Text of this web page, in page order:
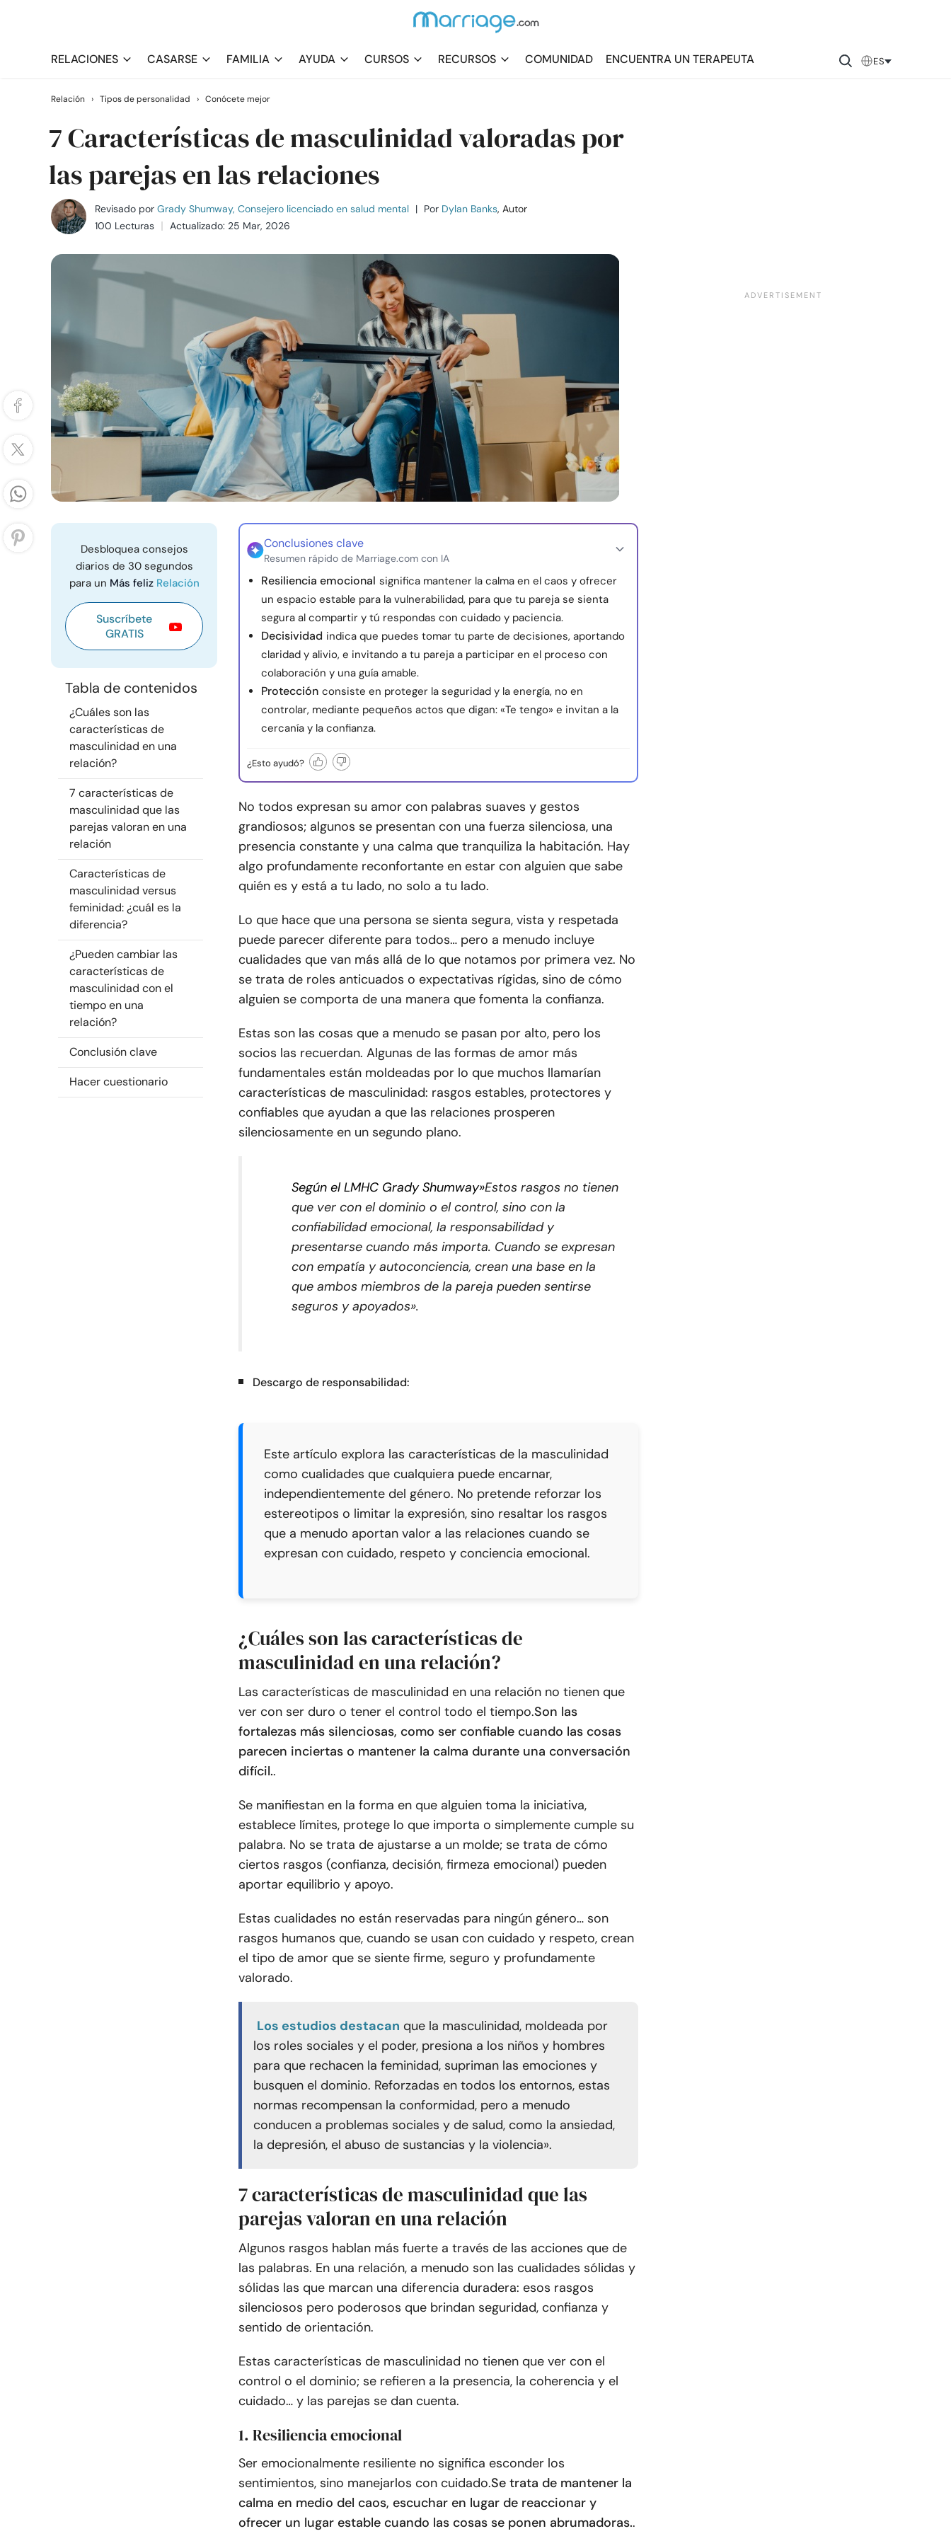
RELACIONES CASARSE FAMILIA AYUDA CURSOS RECURSOS COMUNIDAD ENCUENTRA UN TERAPEUTA ES
Relación › Tipos de personalidad › Conócete mejor
7 Características de masculinidad valoradas por
las parejas en las relaciones
Revisado por Grady Shumway, Consejero licenciado en salud mental | Por Dylan Banks, Autor
100 Lecturas
Actualizado: 25 Mar, 2026
Desbloquea consejos
diarios de 30 segundos
para un Más feliz Relación
Suscríbete
GRATIS
Tabla de contenidos
¿Cuáles son las
características de
masculinidad en una
relación?
7 características de
masculinidad que las
parejas valoran en una
relación
Características de
masculinidad versus
feminidad: ¿cuál es la
diferencia?
¿Pueden cambiar las
características de
masculinidad con el
tiempo en una
relación?
Conclusión clave
Hacer cuestionario
Conclusiones clave
Resumen rápido de Marriage.com con IA
Resiliencia emocional significa mantener la calma en el caos y ofrecer
un espacio estable para la vulnerabilidad, para que tu pareja se sienta
segura al compartir y tú respondas con cuidado y paciencia.
Decisividad indica que puedes tomar tu parte de decisiones, aportando
claridad y alivio, e invitando a tu pareja a participar en el proceso con
colaboración y una guía amable.
Protección consiste en proteger la seguridad y la energía, no en
controlar, mediante pequeños actos que digan: «Te tengo» e invitan a la
cercanía y la confianza.
¿Esto ayudó?
No todos expresan su amor con palabras suaves y gestos
grandiosos; algunos se presentan con una fuerza silenciosa, una
presencia constante y una calma que tranquiliza la habitación. Hay
algo profundamente reconfortante en estar con alguien que sabe
quién es y está a tu lado, no solo a tu lado.
Lo que hace que una persona se sienta segura, vista y respetada
puede parecer diferente para todos… pero a menudo incluye
cualidades que van más allá de lo que notamos por primera vez. No
se trata de roles anticuados o expectativas rígidas, sino de cómo
alguien se comporta de una manera que fomenta la confianza.
Estas son las cosas que a menudo se pasan por alto, pero los
socios las recuerdan. Algunas de las formas de amor más
fundamentales están moldeadas por lo que muchos llamarían
características de masculinidad: rasgos estables, protectores y
confiables que ayudan a que las relaciones prosperen
silenciosamente en un segundo plano.
Según el LMHC Grady Shumway»Estos rasgos no tienen
que ver con el dominio o el control, sino con la
confiabilidad emocional, la responsabilidad y
presentarse cuando más importa. Cuando se expresan
con empatía y autoconciencia, crean una base en la
que ambos miembros de la pareja pueden sentirse
seguros y apoyados».
Descargo de responsabilidad:
Este artículo explora las características de la masculinidad
como cualidades que cualquiera puede encarnar,
independientemente del género. No pretende reforzar los
estereotipos o limitar la expresión, sino resaltar los rasgos
que a menudo aportan valor a las relaciones cuando se
expresan con cuidado, respeto y conciencia emocional.
¿Cuáles son las características de
masculinidad en una relación?
Las características de masculinidad en una relación no tienen que
ver con ser duro o tener el control todo el tiempo.Son las
fortalezas más silenciosas, como ser confiable cuando las cosas
parecen inciertas o mantener la calma durante una conversación
difícil..
Se manifiestan en la forma en que alguien toma la iniciativa,
establece límites, protege lo que importa o simplemente cumple su
palabra. No se trata de ajustarse a un molde; se trata de cómo
ciertos rasgos (confianza, decisión, firmeza emocional) pueden
aportar equilibrio y apoyo.
Estas cualidades no están reservadas para ningún género… son
rasgos humanos que, cuando se usan con cuidado y respeto, crean
el tipo de amor que se siente firme, seguro y profundamente
valorado.
Los estudios destacan que la masculinidad, moldeada por
los roles sociales y el poder, presiona a los niños y hombres
para que rechacen la feminidad, supriman las emociones y
busquen el dominio. Reforzadas en todos los entornos, estas
normas recompensan la conformidad, pero a menudo
conducen a problemas sociales y de salud, como la ansiedad,
la depresión, el abuso de sustancias y la violencia».
7 características de masculinidad que las
parejas valoran en una relación
Algunos rasgos hablan más fuerte a través de las acciones que de
las palabras. En una relación, a menudo son las cualidades sólidas y
sólidas las que marcan una diferencia duradera: esos rasgos
silenciosos pero poderosos que brindan seguridad, confianza y
sentido de orientación.
Estas características de masculinidad no tienen que ver con el
control o el dominio; se refieren a la presencia, la coherencia y el
cuidado… y las parejas se dan cuenta.
1. Resiliencia emocional
Ser emocionalmente resiliente no significa esconder los
sentimientos, sino manejarlos con cuidado.Se trata de mantener la
calma en medio del caos, escuchar en lugar de reaccionar y
ofrecer un lugar estable cuando las cosas se ponen abrumadoras..